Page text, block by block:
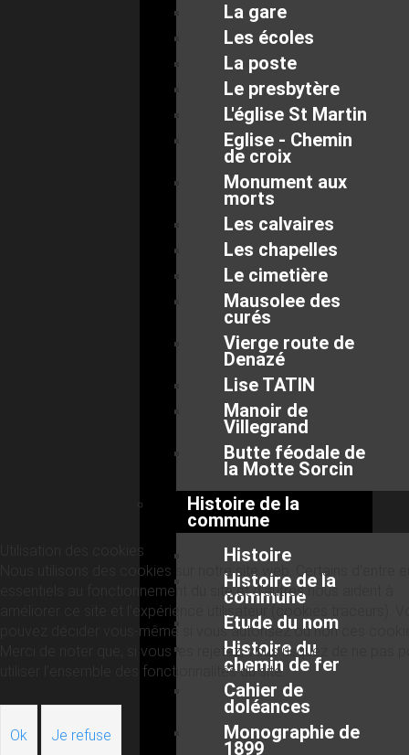
La gare
Les écoles
La poste
Le presbytère
L'église St Martin
Eglise - Chemin
de croix
Monument aux
morts
Les calvaires
Les chapelles
Le cimetière
Mausolee des
curés
Vierge route de
Denazé
Lise TATIN
Manoir de
Villegrand
Butte féodale de
la Motte Sorcin
Histoire de la
commune
Histoire
Histoire de la
commune
Etude du nom
Histoire du
chemin de fer
Cahier de
doléances
Monographie de
1899
Utilisation des cookies
Nous utilisons des cookies sur notre site web. Certains d’entre
essentiels au fonctionnement du site et d’autres nous aident à
améliorer ce site et l’expérience utilisateur (cookies traceurs).
pouvez décider vous-même si vous autorisez ou non ces
Merci de noter que, si vous les rejetez, vous risquez de ne pas
utiliser l’ensemble des fonctionnalités du site.
Ok Je refuse